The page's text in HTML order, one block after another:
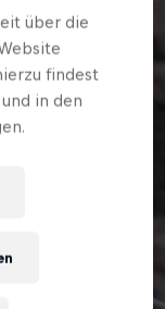
über die
findest
und in den